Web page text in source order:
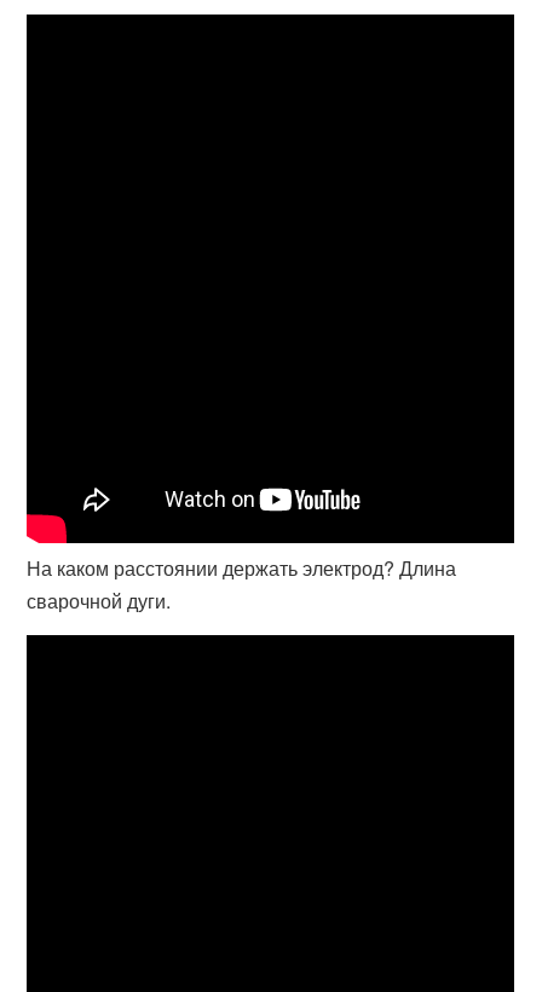
На каком расстоянии держать электрод? Длина
сварочной дуги.